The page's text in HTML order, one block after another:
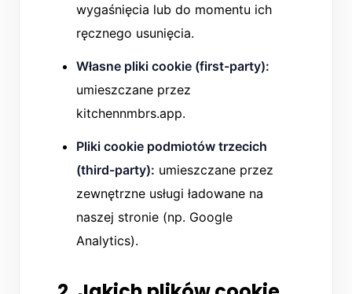
wygaśnięcia lub do momentu ich
ręcznego usunięcia.
Własne pliki cookie (first-party):
umieszczane przez
kitchennmbrs.app.
Pliki cookie podmiotów trzecich
(third-party): umieszczane przez
zewnętrzne usługi ładowane na
naszej stronie (np. Google
Analytics).